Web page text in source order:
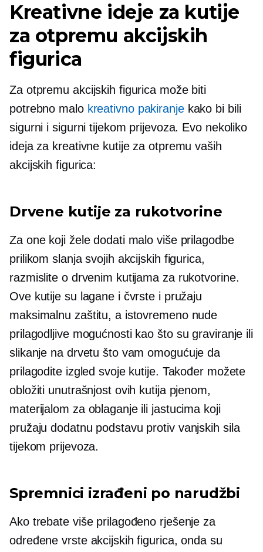
Kreativne ideje za kutije
za otpremu akcijskih
figurica
Za otpremu akcijskih figurica može biti
potrebno malo kreativno pakiranjekako bi bili
sigurni i sigurni tijekom prijevoza. Evo nekoliko
ideja za kreativne kutije za otpremu vaših
akcijskih figurica:
Drvene kutije za rukotvorine
Za one koji žele dodati malo više prilagodbe
prilikom slanja svojih akcijskih figurica,
razmislite o drvenim kutijama za rukotvorine.
Ove kutije su lagane i čvrste i pružaju
maksimalnu zaštitu, a istovremeno nude
prilagodljive mogućnosti kao što su graviranje ili
slikanje na drvetu što vam omogućuje da
prilagodite izgled svoje kutije. Također možete
obložiti unutrašnjost ovih kutija pjenom,
materijalom za oblaganje ili jastucima koji
pružaju dodatnu podstavu protiv vanjskih sila
tijekom prijevoza.
Spremnici izrađeni po narudžbi
Ako trebate više prilagođeno rješenje za
određene vrste akcijskih figurica, onda su